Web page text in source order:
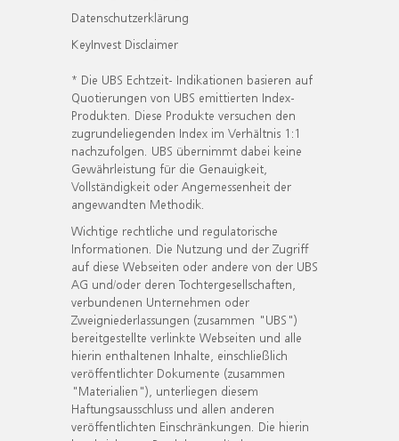
Datenschutzerklärung
KeyInvest Disclaimer
* Die UBS Echtzeit- Indikationen basieren auf
Quotierungen von UBS emittierten Index-
Produkten. Diese Produkte versuchen den
zugrundeliegenden Index im Verhältnis 1:1
nachzufolgen. UBS übernimmt dabei keine
Gewährleistung für die Genauigkeit,
Vollständigkeit oder Angemessenheit der
angewandten Methodik.
Wichtige rechtliche und regulatorische
Informationen. Die Nutzung und der Zugriff
auf diese Webseiten oder andere von der UBS
AG und/oder deren Tochtergesellschaften,
verbundenen Unternehmen oder
Zweigniederlassungen (zusammen "UBS")
bereitgestellte verlinkte Webseiten und alle
hierin enthaltenen Inhalte, einschließlich
veröffentlichter Dokumente (zusammen
"Materialien"), unterliegen diesem
Haftungsausschluss und allen anderen
veröffentlichten Einschränkungen. Die hierin